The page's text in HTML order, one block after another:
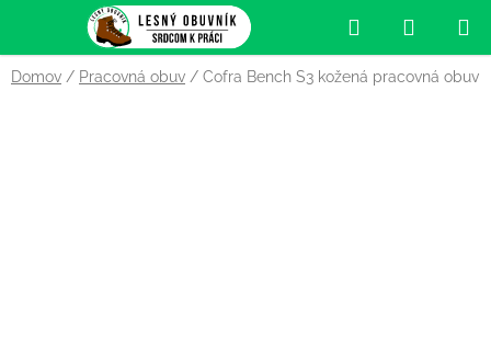
obsah
Hľadať
KOŠÍK
Domov / Pracovná obuv / Cofra Bench S3 kožená pracovná obuv